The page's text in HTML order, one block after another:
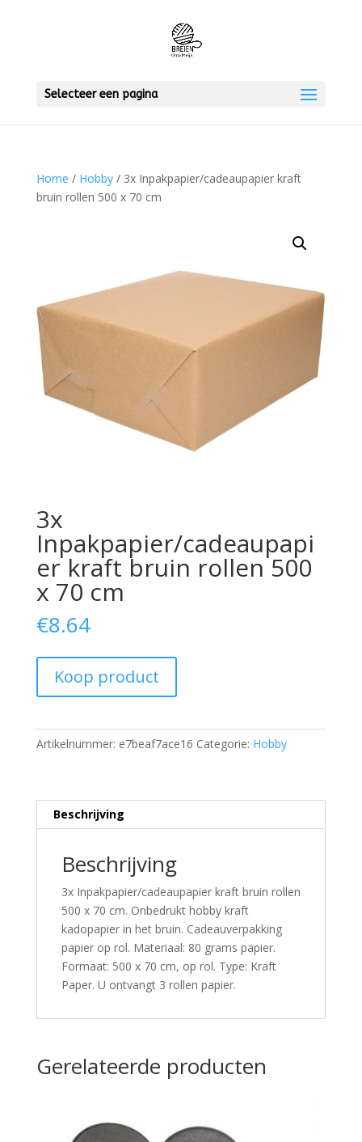
Selecteer een pagina
Home / Hobby/ 3x Inpakpapier/cadeaupapier kraft
bruin rollen 500 x 70 cm
3x
Inpakpapier/cadeaupapi
er kraft bruin rollen 500
x 70 cm
€8.64
Koop product
Artikelnummer: e7beaf7ace16 Categorie: Hobby
Beschrijving
Beschrijving
3x Inpakpapier/cadeaupapier kraft bruin rollen
500 x 70 cm. Onbedrukt hobby kraft
kadopapier in het bruin. Cadeauverpakking
papier op rol. Materiaal: 80 grams papier.
Formaat: 500 x 70 cm, op rol. Type: Kraft
Paper. U ontvangt 3 rollen papier.
Gerelateerde producten